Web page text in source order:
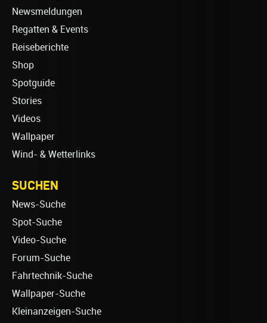
Newsmeldungen
Regatten & Events
Reiseberichte
Shop
Spotguide
Stories
Videos
Wallpaper
Wind- & Wetterlinks
SUCHEN
News-Suche
Spot-Suche
Video-Suche
Forum-Suche
Fahrtechnik-Suche
Wallpaper-Suche
Kleinanzeigen-Suche